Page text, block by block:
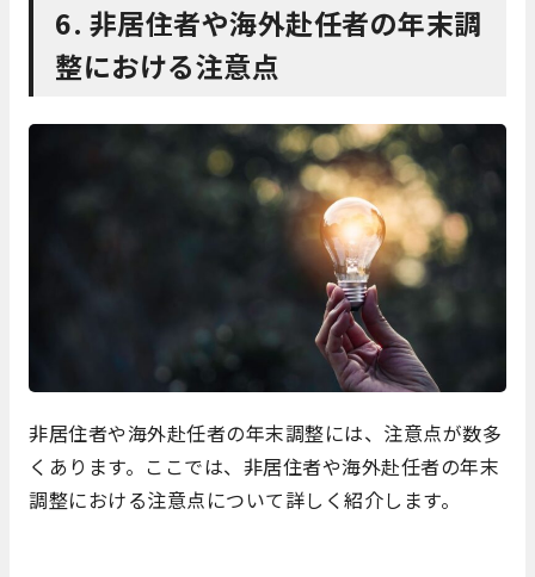
6. 非居住者や海外赴任者の年末調
整における注意点
非居住者や海外赴任者の年末調整には、注意点が数多
くあります。ここでは、非居住者や海外赴任者の年末
調整における注意点について詳しく紹介します。